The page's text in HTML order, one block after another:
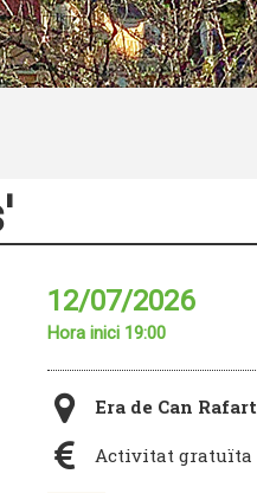
12/07/2026
Hora inici 19:00
Era de Can Rafart
Activitat gratuïta